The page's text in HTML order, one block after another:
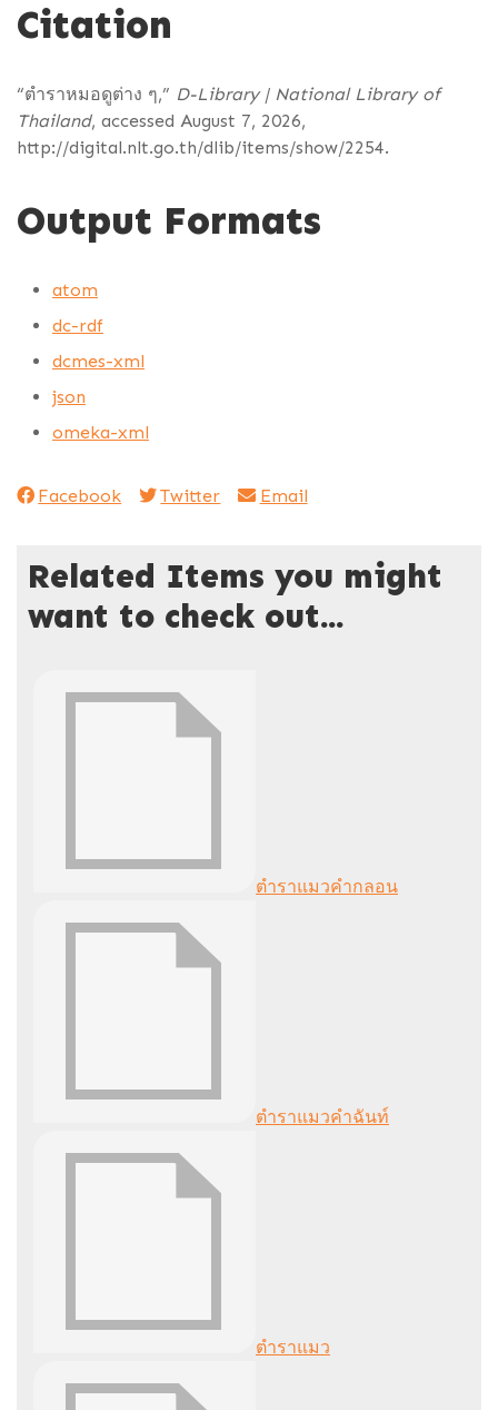
Citation
“ตำราหมอดูต่าง ๆ,” D-Library | National Library of
Thailand, accessed August 7, 2026,
http://digital.nlt.go.th/dlib/items/show/2254.
Output Formats
atom
dc-rdf
dcmes-xml
json
omeka-xml
Facebook Twitter Email
Related Items you might
want to check out...
ตำราแมวคำกลอน
ตำราแมวคำฉันท์
ตำราแมว